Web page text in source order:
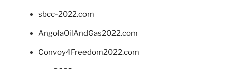
sbcc-2022.com
AngolaOilAndGas2022.com
Convoy4Freedom2022.com